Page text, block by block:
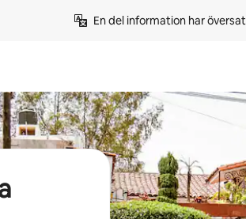
En del information har